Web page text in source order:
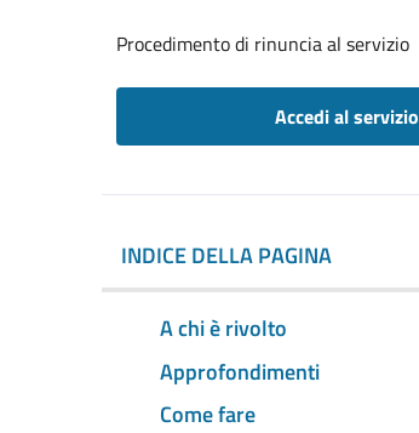
Procedimento di rinuncia al servizio
Accedi al servizio
INDICE DELLA PAGINA
A chi è rivolto
Approfondimenti
Come fare